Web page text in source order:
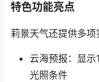
特色功能亮点
莉景天气还提供多项
云海预报：显
光照条件